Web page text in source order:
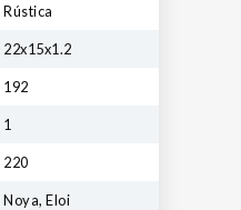
Rústica
22x15x1.2
192
1
220
Noya, Eloi